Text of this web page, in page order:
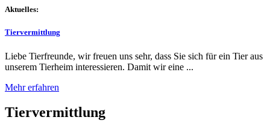
Aktuelles:
Tiervermittlung
Liebe Tierfreunde, wir freuen uns sehr, dass Sie sich für ein Tier aus
unserem Tierheim interessieren. Damit wir eine ...
Mehr erfahren
Tiervermittlung